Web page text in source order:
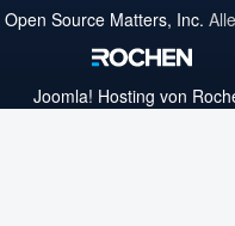
Open Source Matters, Inc.
Joomla! Hosting von